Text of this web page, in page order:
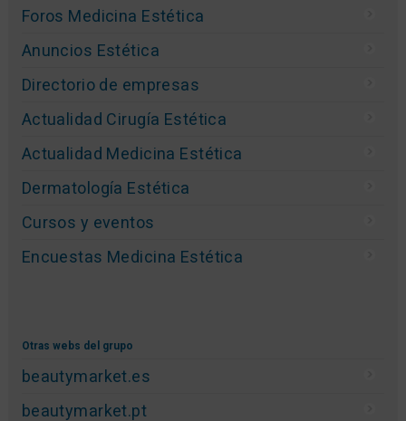
Foros Medicina Estética
Anuncios Estética
Directorio de empresas
Actualidad Cirugía Estética
Actualidad Medicina Estética
Dermatología Estética
Cursos y eventos
Encuestas Medicina Estética
Otras webs del grupo
beautymarket.es
beautymarket.pt